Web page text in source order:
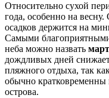
Относительно сухой
года, особенно на
осадков держится на
Самыми
неба можно назвать
дождливых дней
пляжного отдыха, так
обычно
острова.